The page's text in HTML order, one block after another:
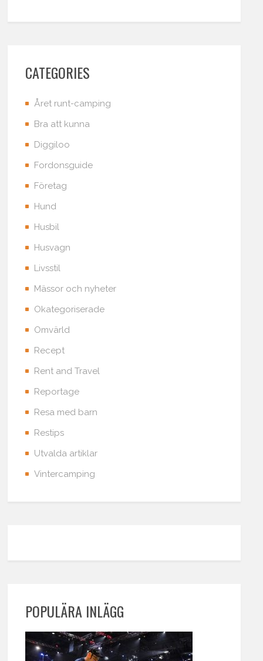
CATEGORIES
Året runt-camping
Bra att kunna
Diggiloo
Fordonsguide
Företag
Hund
Husbil
Husvagn
Livsstil
Mässor och nyheter
Okategoriserade
Omvärld
Recept
Rent and Travel
Reportage
Resa med barn
Restips
Utvalda artiklar
Vintercamping
POPULÄRA INLÄGG